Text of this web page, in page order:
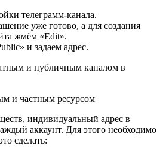
телеграмм-канала.
уже готово, а для создания
жмём «Edit».
и задаем адрес.
и частным ресурсом
индивидуальный адрес в
аккаунт. Для этого необходимо
сделать: